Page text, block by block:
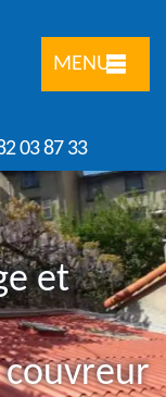
MENU
03 87 33
et